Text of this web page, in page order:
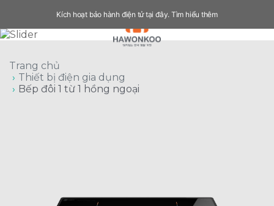
Kích hoạt bảo hành điện tử tại đây. Tìm hiểu thêm
Trang chủ
Thiết bị điện gia dụng
Bếp đôi 1 từ 1 hồng ngoại